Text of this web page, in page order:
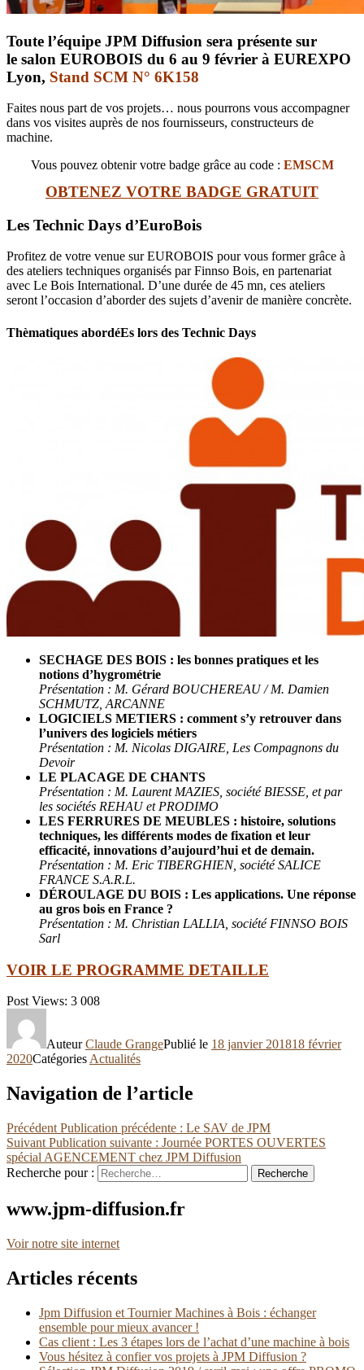
Toute l’équipe JPM Diffusion sera présente sur
le salon EUROBOIS du 6 au 9 février à EUREXPO
Lyon, Stand SCM N° 6K158
Faites nous part de vos projets… nous pourrons vous accompagner
dans vos visites auprès de nos fournisseurs, constructeurs de
machine.
Vous pouvez obtenir votre badge grâce au code : EMSCM
OBTENEZ VOTRE BADGE GRATUIT
Les Technic Days d’EuroBois
Profitez de votre venue sur EUROBOIS pour vous former grâce à
des ateliers techniques organisés par Finnso Bois, en partenariat
avec Le Bois International. D’une durée de 45 mn, ces ateliers
seront l’occasion d’aborder des sujets d’avenir de manière concrète.
Thèmatiques abordéEs lors des Technic Days
SECHAGE DES BOIS : les bonnes pratiques et les
notions d’hygrométrie
Présentation : M. Gérard BOUCHEREAU / M. Damien
SCHMUTZ, ARCANNE
LOGICIELS METIERS : comment s’y retrouver dans
l’univers des logiciels métiers
Présentation : M. Nicolas DIGAIRE, Les Compagnons du
Devoir
LE PLACAGE DE CHANTS
Présentation : M. Laurent MAZIES, société BIESSE, et par
les sociétés REHAU et PRODIMO
LES FERRURES DE MEUBLES : histoire, solutions
techniques, les différents modes de fixation et leur
efficacité, innovations d’aujourd’hui et de demain.
Présentation : M. Eric TIBERGHIEN, société SALICE
FRANCE S.A.R.L.
DÉROULAGE DU BOIS : Les applications. Une réponse
au gros bois en France ?
Présentation : M. Christian LALLIA, société FINNSO BOIS
Sarl
VOIR LE PROGRAMME DETAILLE
Post Views: 3 008
AuteurClaude GrangePublié le 18 janvier 201818 février
2020CatégoriesActualités
Navigation de l’article
Précédent Publication précédente : Le SAV de JPM
Suivant Publication suivante : Journée PORTES OUVERTES
spécial AGENCEMENT chez JPM Diffusion
Recherche pour :
Recherche
www.jpm-diffusion.fr
Voir notre site internet
Articles récents
Jpm Diffusion et Tournier Machines à Bois : échanger
ensemble pour mieux avancer !
Cas client : Les 3 étapes lors de l’achat d’une machine à bois
Vous hésitez à confier vos projets à JPM Diffusion ?